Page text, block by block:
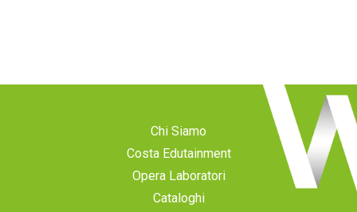
Chi Siamo
Costa Edutainment
Opera Laboratori
Cataloghi